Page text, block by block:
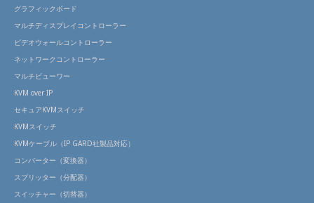
グラフィックボード
マルチディスプレイコントローラー
ビデオウォールコントローラー
ネットワークコントローラー
マルチビューワー
KVM over IP
セキュアKVMスイッチ
KVMスイッチ
KVMケーブル（IP GARD社製品対応）
コンバーター（変換器）
スプリッター（分配器）
スイッチャー（切替器）